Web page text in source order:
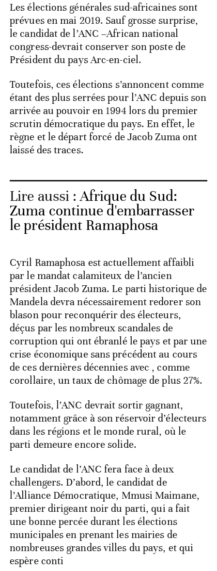
Les élections générales sud-africaines sont
prévues en mai 2019. Sauf grosse surprise,
le candidat de l’ANC –African national
congress-devrait conserver son poste de
Président du pays Arc-en-ciel.
Toutefois, ces élections s’annoncent comme
étant des plus serrées pour l’ANC depuis son
arrivée au pouvoir en 1994 lors du premier
scrutin démocratique du pays. En effet, le
règne et le départ forcé de Jacob Zuma ont
laissé des traces.
Lire aussi :Afrique du Sud:
Zuma continue d'embarrasser
le président Ramaphosa
Cyril Ramaphosa est actuellement affaibli
par le mandat calamiteux de l’ancien
président Jacob Zuma. Le parti historique de
Mandela devra nécessairement redorer son
blason pour reconquérir des électeurs,
déçus par les nombreux scandales de
corruption qui ont ébranlé le pays et par une
crise économique sans précédent au cours
de ces dernières décennies avec , comme
corollaire, un taux de chômage de plus 27%.
Toutefois, l’ANC devrait sortir gagnant,
notamment grâce à son réservoir d’électeurs
dans les régions et le monde rural, où le
parti demeure encore solide.
Le candidat de l’ANC fera face à deux
challengers. D’abord, le candidat de
l’Alliance Démocratique, Mmusi Maimane,
premier dirigeant noir du parti, qui a fait
une bonne percée durant les élections
municipales en prenant les mairies de
nombreuses grandes villes du pays, et qui
espère conti